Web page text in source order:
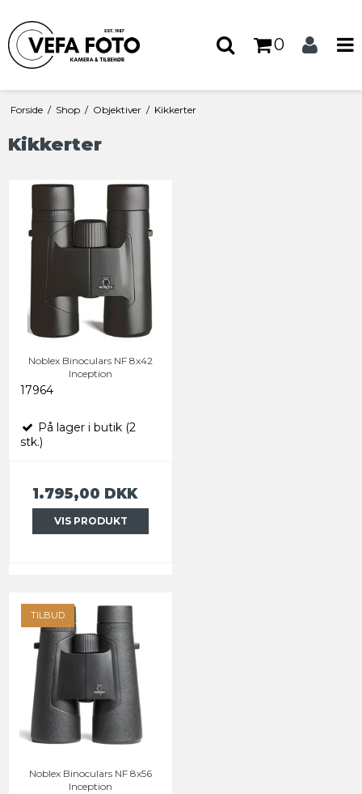
0
Forside / Shop / Objektiver / Kikkerter
Kikkerter
Noblex Binoculars NF 8x42
Inception
17964
På lager i butik (2
stk.)
1.795,00 DKK
VIS PRODUKT
TILBUD
Noblex Binoculars NF 8x56
Inception